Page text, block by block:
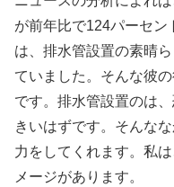
が前年比で124パーセン
は、排水管設置の素晴
ていました。そんな彼
です。排水管設置のは
きいはずです。そんな
力をしてくれます。私
メージがあります。